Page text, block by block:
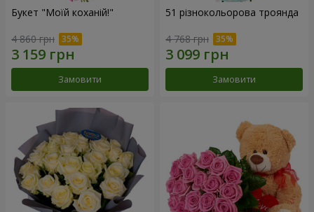
Букет "Моїй коханій!"
4 860 грн
Замовити
51 різнокольорова троянда
4 768 грн
Замовити